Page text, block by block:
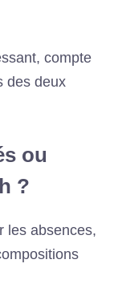
compte
des deux
ou
?
les absences,